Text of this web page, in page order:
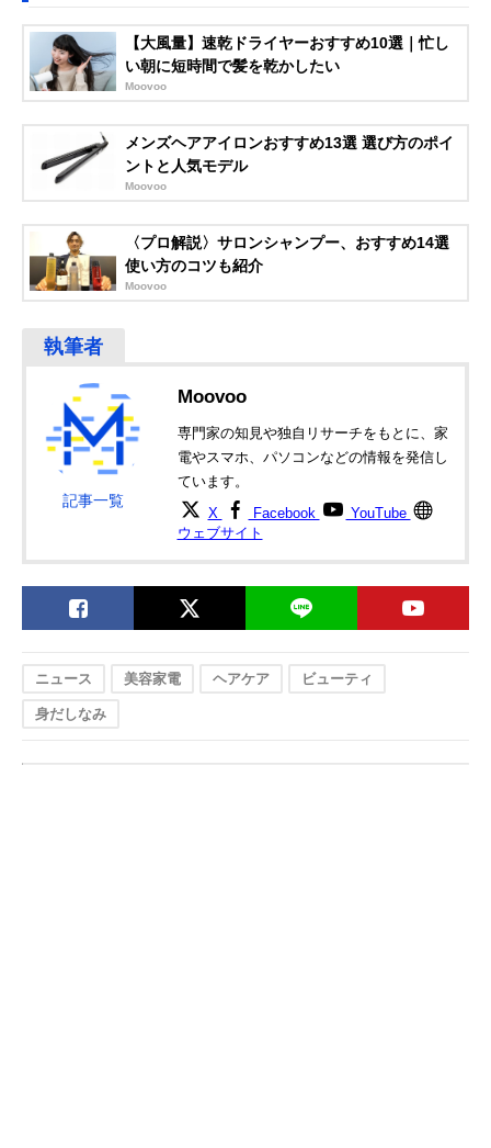
【大風量】速乾ドライヤーおすすめ10選｜忙し
い朝に短時間で髪を乾かしたい
Moovoo
メンズヘアアイロンおすすめ13選 選び方のポイ
ントと人気モデル
Moovoo
〈プロ解説〉サロンシャンプー、おすすめ14選
使い方のコツも紹介
Moovoo
記事一覧
Moovoo
専門家の知見や独自リサーチをもとに、家
電やスマホ、パソコンなどの情報を発信し
ています。
X Facebook
YouTube
ウェブサイト
ニュース 美容家電 ヘアケア ビューティ
身だしなみ